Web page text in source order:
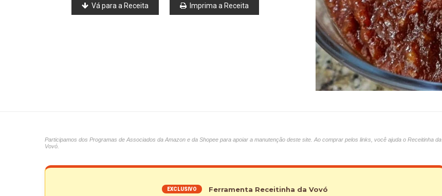
Vá para a Receita Imprima a Receita
Participamos dos Programas de Associados da Amazon e da Shopee para apoiar a manutenção deste site. Ao comprar pelos links, você ajuda o Receitinha da
Vovó.
EXCLUSIVO Ferramenta Receitinha da Vovó